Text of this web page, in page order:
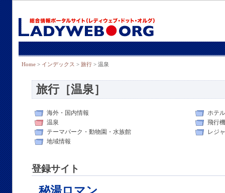
Home > インデックス > 旅行 > 温泉
旅行［温泉］
海外・国内情報
ホテ
温泉
飛行
テーマパーク・動物園・水族館
レジ
地域情報
登録サイト